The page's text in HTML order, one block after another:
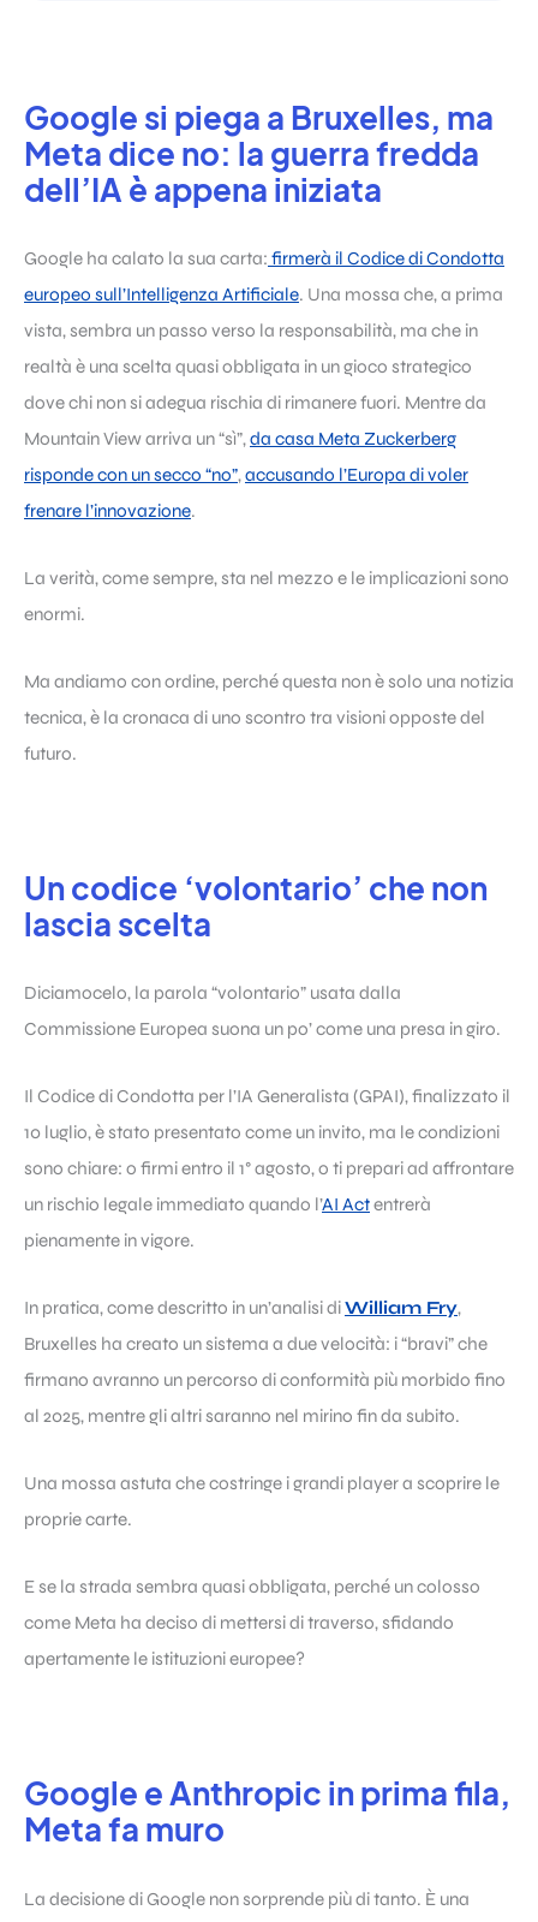
Google si piega a Bruxelles, ma
Meta dice no: la guerra fredda
dell’IA è appena iniziata
Google ha calato la sua carta: firmerà il Codice di Condotta
europeo sull’Intelligenza Artificiale. Una mossa che, a prima
vista, sembra un passo verso la responsabilità, ma che in
realtà è una scelta quasi obbligata in un gioco strategico
dove chi non si adegua rischia di rimanere fuori. Mentre da
Mountain View arriva un “sì”,da casa Meta Zuckerberg
risponde con un secco “no”,accusando l’Europa di voler
frenare l’innovazione.
La verità, come sempre, sta nel mezzo e le implicazioni sono
enormi.
Ma andiamo con ordine, perché questa non è solo una notizia
tecnica, è la cronaca di uno scontro tra visioni opposte del
futuro.
Un codice ‘volontario’ che non
lascia scelta
Diciamocelo, la parola “volontario” usata dalla
Commissione Europea suona un po’ come una presa in giro.
Il Codice di Condotta per l’IA Generalista (GPAI), finalizzato il
10 luglio, è stato presentato come un invito, ma le condizioni
sono chiare: o firmi entro il 1° agosto, o ti prepari ad affrontare
un rischio legale immediato quando l’AI Actentrerà
pienamente in vigore.
In pratica, come descritto in un’analisi diWilliam Fry,
Bruxelles ha creato un sistema a due velocità: i “bravi” che
firmano avranno un percorso di conformità più morbido fino
al 2025, mentre gli altri saranno nel mirino fin da subito.
Una mossa astuta che costringe i grandi player a scoprire le
proprie carte.
E se la strada sembra quasi obbligata, perché un colosso
come Meta ha deciso di mettersi di traverso, sfidando
apertamente le istituzioni europee?
Google e Anthropic in prima fila,
Meta fa muro
La decisione di Google non sorprende più di tanto. È una